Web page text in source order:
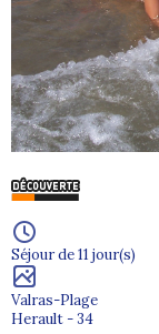
Séjour de 11 jour(s)
Valras-Plage
Herault - 34